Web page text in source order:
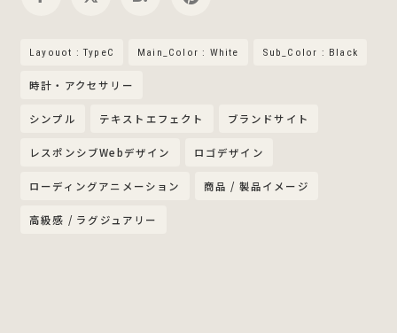
Layouot : TypeC Main_Color : White Sub_Color : Black
時計・アクセサリー
シンプル テキストエフェクト ブランドサイト
レスポンシブWebデザイン ロゴデザイン
ローディングアニメーション 商品 / 製品イメージ
高級感 / ラグジュアリー